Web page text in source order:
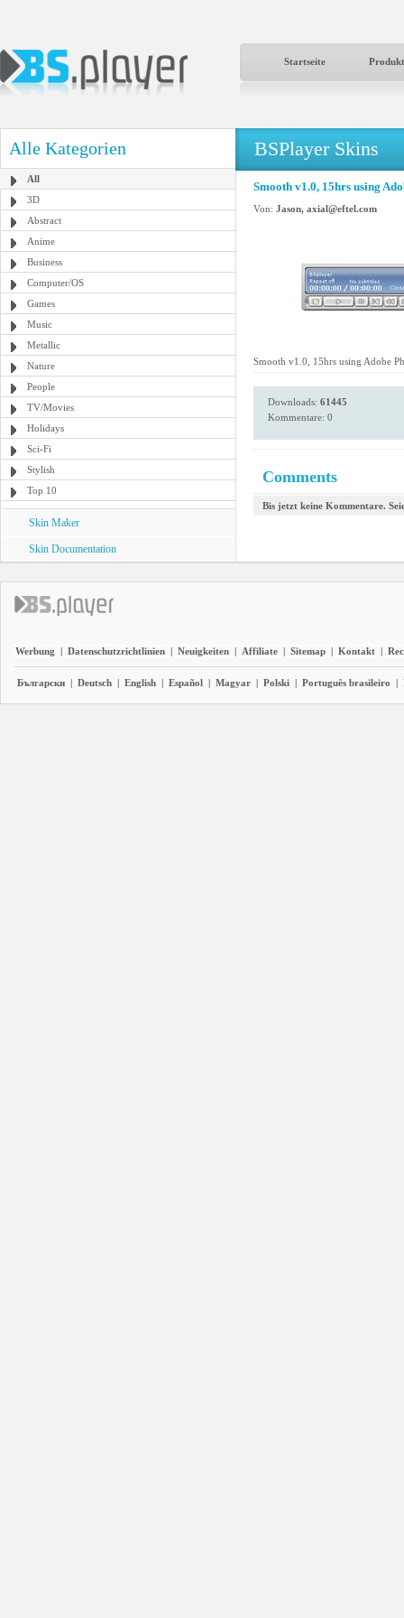
Startseite
Alle Kategorien
All
3D
Abstract
Anime
Business
Computer/OS
Games
Music
Metallic
Nature
People
TV/Movies
Holidays
Sci-Fi
Stylish
Top 10
Skin Maker
Skin Documentation
BSPlayer Skins
Smooth v1.0, 15hrs using
Von: Jason, axial@eftel.com
Smooth v1.0, 15hrs using Adobe
Downloads: 61445
Kommentare: 0
Comments
Bis jetzt keine Kommentare.
Werbung | Datenschutzrichtlinien | Neuigkeiten | Affiliate | Sitemap | Kontakt |
Български | Deutsch | English | Español | Magyar | Polski | Português brasileiro |